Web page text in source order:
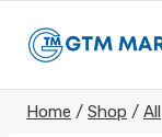
Home / Shop / All